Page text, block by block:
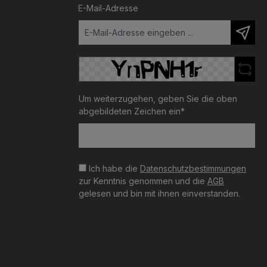
E-Mail-Adresse
Um weiterzugehen, geben Sie die oben
abgebildeten Zeichen ein*
Ich habe die Datenschutzbestimmungen
zur Kenntnis genommen und die AGB
gelesen und bin mit ihnen einverstanden.